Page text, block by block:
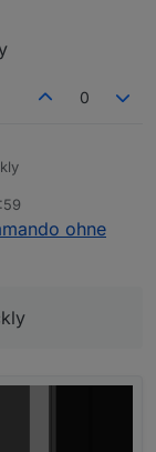
0
ohne